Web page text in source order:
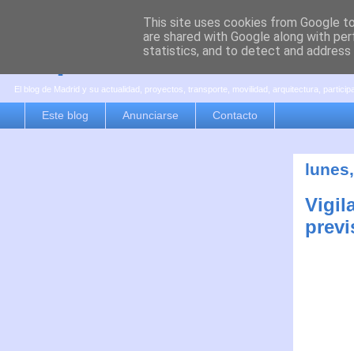
es por madrid
El blog de Madrid y su actualidad, proyectos, transporte, movilidad, arquitectura,
Este blog Anunciarse Contacto
This site uses cookies from Google
are shared with Google along with
statistics, and to detect and address